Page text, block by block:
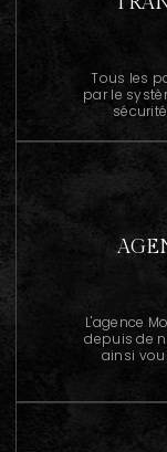
Tous les
par le
L'agence
depuis de
ainsi